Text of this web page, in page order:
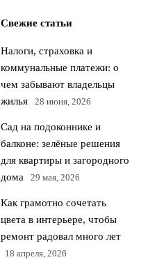
Свежие статьи
Налоги, страховка и
коммунальные платежи: о
чем забывают владельцы
жилья
28 июня, 2026
Сад на подоконнике и
балконе: зелёные решения
для квартиры и загородного
дома
29 мая, 2026
Как грамотно сочетать
цвета в интерьере, чтобы
ремонт радовал много лет
18 апреля, 2026